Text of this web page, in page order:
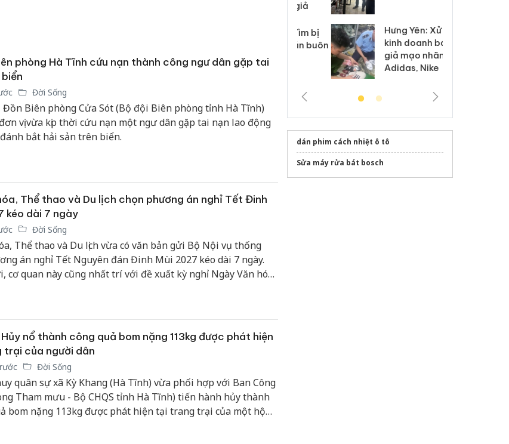
phòng Hà Tĩnh cứu nạn thành công ngư dân gặp tai
Đời Sống
Đồn Biên phòng Cửa Sót (Bộ đội Biên phòng tỉnh Hà Tĩnh)
vị vừa kịp thời cứu nạn một ngư dân gặp tai nạn lao động
bắt hải sản trên biển.
Thể thao và Du lịch chọn phương án nghỉ Tết Đinh
kéo dài 7 ngày
Đời Sống
Thể thao và Du lịch vừa có văn bản gửi Bộ Nội vụ thống
án nghỉ Tết Nguyên đán Đinh Mùi 2027 kéo dài 7 ngày.
cơ quan này cũng nhất trí với đề xuất kỳ nghỉ Ngày Văn hóa
nổ thành công quả bom nặng 113kg được phát hiện
trại của người dân
Đời Sống
quân sự xã Kỳ Khang (Hà Tĩnh) vừa phối hợp với Ban Công
Tham mưu - Bộ CHQS tỉnh Hà Tĩnh) tiến hành hủy thành
bom nặng 113kg được phát hiện tại trang trại của một hộ
bán bình sữa
Moyuum giả
Hưng Yên: Xử lý 6 hộ
kinh doanh bán hàng
giả mạo nhãn hiệu
Adidas, Nike
dán phim cách nhiệt ô tô
Sửa máy rửa bát bosch